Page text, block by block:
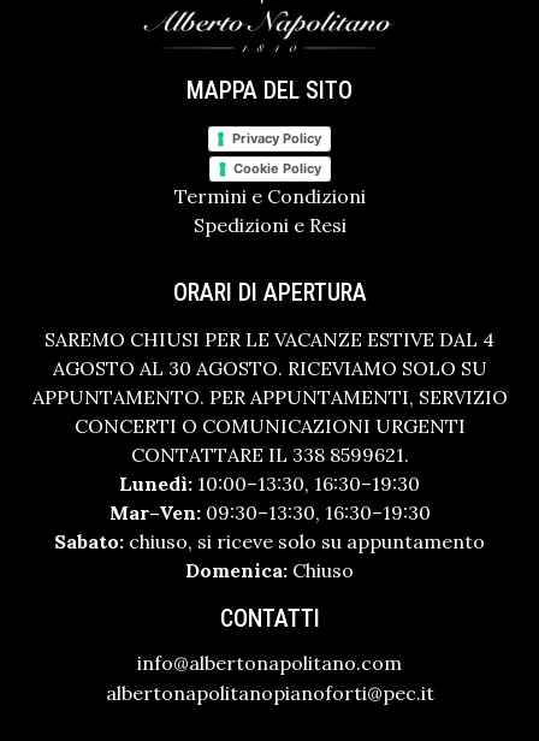
MAPPA DEL SITO
Privacy Policy
Cookie Policy
Termini e Condizioni
Spedizioni e Resi
ORARI DI APERTURA
SAREMO CHIUSI PER LE VACANZE ESTIVE DAL 4
AGOSTO AL 30 AGOSTO. RICEVIAMO SOLO SU
APPUNTAMENTO. PER APPUNTAMENTI, SERVIZIO
CONCERTI O COMUNICAZIONI URGENTI
CONTATTARE IL 338 8599621.
Lunedì: 10:00–13:30, 16:30–19:30
Mar–Ven:09:30–13:30, 16:30–19:30
Sabato: chiuso, si riceve solo su appuntamento
Domenica: Chiuso
CONTATTI
info@albertonapolitano.com
albertonapolitanopianoforti@pec.it